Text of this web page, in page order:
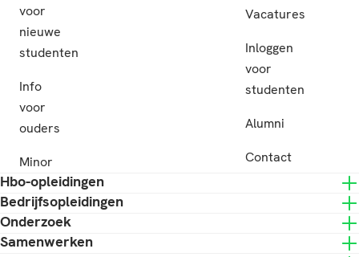
voor
nieuwe
studenten
Info
voor
ouders
Minor
Vacatures
Inloggen
voor
studenten
Alumni
Contact
Hbo-opleidingen
Bedrijfsopleidingen
Onderzoek
Samenwerken